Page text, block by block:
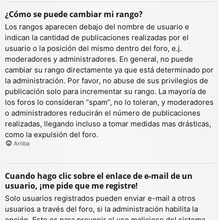
¿Cómo se puede cambiar mi rango?
Los rangos aparecen debajo del nombre de usuario e
indican la cantidad de publicaciones realizadas por el
usuario o la posición del mismo dentro del foro, e.j.
moderadores y administradores. En general, no puede
cambiar su rango directamente ya que está determinado por
la administración. Por favor, no abuse de sus privilegios de
publicación solo para incrementar su rango. La mayoría de
los foros lo consideran “spam”, no lo toleran, y moderadores
o administradores reducirán el número de publicaciones
realizadas, llegando incluso a tomar medidas mas drásticas,
como la expulsión del foro.
Arriba
Cuando hago clic sobre el enlace de e-mail de un
usuario, ¡me pide que me registre!
Solo usuarios registrados pueden enviar e-mail a otros
usuarios a través del foro, si la administración habilita la